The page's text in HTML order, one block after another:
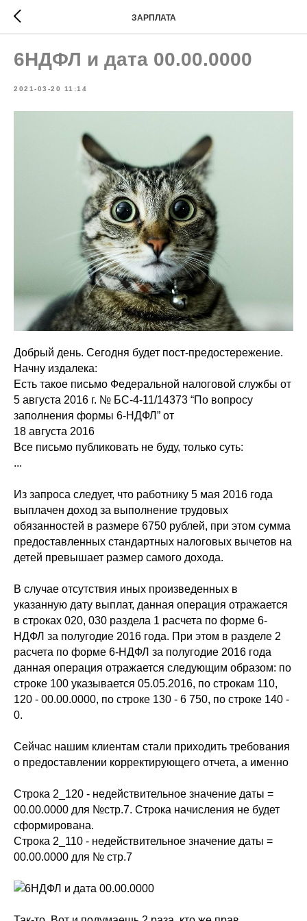
ЗАРПЛАТА
6НДФЛ и дата 00.00.0000
2021-03-20 11:14
Добрый день. Сегодня будет пост-предостережение.
Начну издалека:
Есть такое письмо Федеральной налоговой службы от
5 августа 2016 г. № БС-4-11/14373 “По вопросу
заполнения формы 6-НДФЛ” от
18 августа 2016
Все письмо публиковать не буду, только суть:
...
Из запроса следует, что работнику 5 мая 2016 года
выплачен доход за выполнение трудовых
обязанностей в размере 6750 рублей, при этом сумма
предоставленных стандартных налоговых вычетов на
детей превышает размер самого дохода.
В случае отсутствия иных произведенных в
указанную дату выплат, данная операция отражается
в строках 020, 030 раздела 1 расчета по форме 6-
НДФЛ за полугодие 2016 года. При этом в разделе 2
расчета по форме 6-НДФЛ за полугодие 2016 года
данная операция отражается следующим образом: по
строке 100 указывается 05.05.2016, по строкам 110,
120 - 00.00.0000, по строке 130 - 6 750, по строке 140 -
0.
Сейчас нашим клиентам стали приходить требования
о предоставлении корректирующего отчета, а именно
Строка 2_120 - недействительное значение даты =
00.00.0000 для №стр.7. Строка начисления не будет
сформирована.
Строка 2_110 - недействительное значение даты =
00.00.0000 для № стр.7